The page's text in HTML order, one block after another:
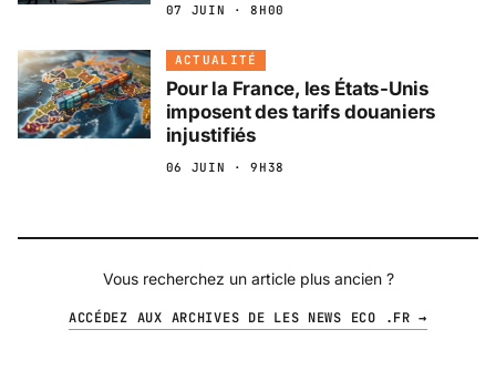
07 JUIN · 8H00
ACTUALITÉ
Pour la France, les États-Unis
imposent des tarifs douaniers
injustifiés
06 JUIN · 9H38
Vous recherchez un article plus ancien ?
ACCÉDEZ AUX ARCHIVES DE LES NEWS ECO .FR →